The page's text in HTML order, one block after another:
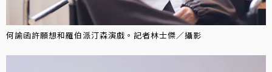
何諭函許願想和羅伯派汀森演戲。記者林士傑／攝影